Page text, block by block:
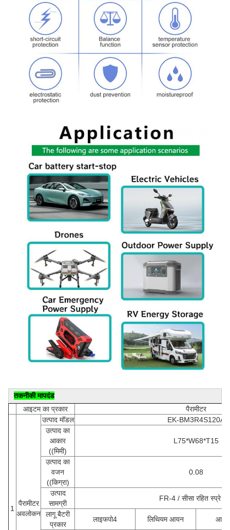
तकनीकी मापदंड
आइटम का प्रकार
पैरामीटर
1
पैरामीटर
अवलोकन
उत्पाद मॉडल
EK-BM3R4S120A
उत्पाद का
आकार
((मिमी)
L75*W68*T15
उत्पाद का
वजन
((किग्रा)
0.08
उत्पाद
सामग्री
FR-4 / सीसा रहित स्प्रे
लागू बैटरी
प्रकार
लाइफपो4 लिथियम आयन